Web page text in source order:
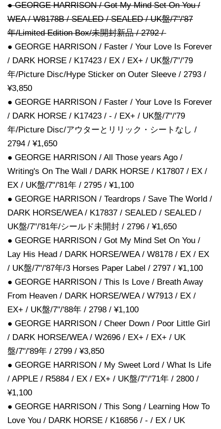
● GEORGE HARRISON / Got My Mind Set On You /
WEA / W8178B / SEALED / SEALED / UK盤/7"/'87
年/Limited Edition Box/未開封新品 / 2792 /
● GEORGE HARRISON / Faster / Your Love Is Forever
/ DARK HORSE / K17423 / EX / EX+ / UK盤/7"/'79
年/Picture Disc/Hype Sticker on Outer Sleeve / 2793 /
¥3,850
● GEORGE HARRISON / Faster / Your Love Is Forever
/ DARK HORSE / K17423 / - / EX+ / UK盤/7"/'79
年/Picture Disc/アウターとリリック・シートなし /
2794 / ¥1,650
● GEORGE HARRISON / All Those years Ago /
Writing's On The Wall / DARK HORSE / K17807 / EX /
EX / UK盤/7"/'81年 / 2795 / ¥1,100
● GEORGE HARRISON / Teardrops / Save The World /
DARK HORSE/WEA / K17837 / SEALED / SEALED /
UK盤/7"/'81年/シールド未開封 / 2796 / ¥1,650
● GEORGE HARRISON / Got My Mind Set On You /
Lay His Head / DARK HORSE/WEA / W8178 / EX / EX
/ UK盤/7"/'87年/3 Horses Paper Label / 2797 / ¥1,100
● GEORGE HARRISON / This Is Love / Breath Away
From Heaven / DARK HORSE/WEA / W7913 / EX /
EX+ / UK盤/7"/'88年 / 2798 / ¥1,100
● GEORGE HARRISON / Cheer Down / Poor Little Girl
/ DARK HORSE/WEA / W2696 / EX+ / EX+ / UK
盤/7"/'89年 / 2799 / ¥3,850
● GEORGE HARRISON / My Sweet Lord / What Is Life
/ APPLE / R5884 / EX / EX+ / UK盤/7"/'71年 / 2800 /
¥1,100
● GEORGE HARRISON / This Song / Learning How To
Love You / DARK HORSE / K16856 / - / EX / UK